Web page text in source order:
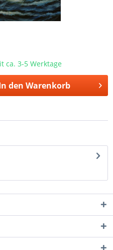
ca. 3-5 Werktage
den Warenkorb